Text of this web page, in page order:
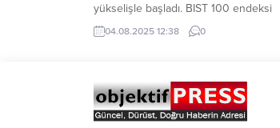
yükselişle başladı. BIST 100 endeksi
cuma günü kapanışı 10.746 puandan
yaptı. Pazartesi günü BİST 100 endeksi
puandan işlem görüyor. BİST 30...
04.08.2025 12:38 0